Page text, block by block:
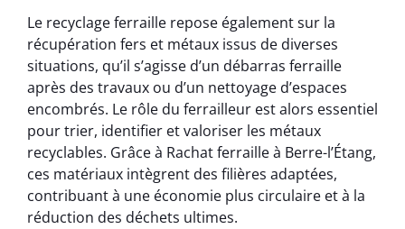
Le recyclage ferraille repose également sur la
récupération fers et métaux issus de diverses
situations, qu’il s’agisse d’un débarras ferraille
après des travaux ou d’un nettoyage d’espaces
encombrés. Le rôle du ferrailleur est alors essentiel
pour trier, identifier et valoriser les métaux
recyclables. Grâce à Rachat ferraille à Berre-l’Étang,
ces matériaux intègrent des filières adaptées,
contribuant à une économie plus circulaire et à la
réduction des déchets ultimes.